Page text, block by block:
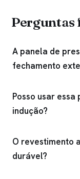
Perguntas
A panela de
fechamento
Posso usar
indução?
O revestimento
durável?